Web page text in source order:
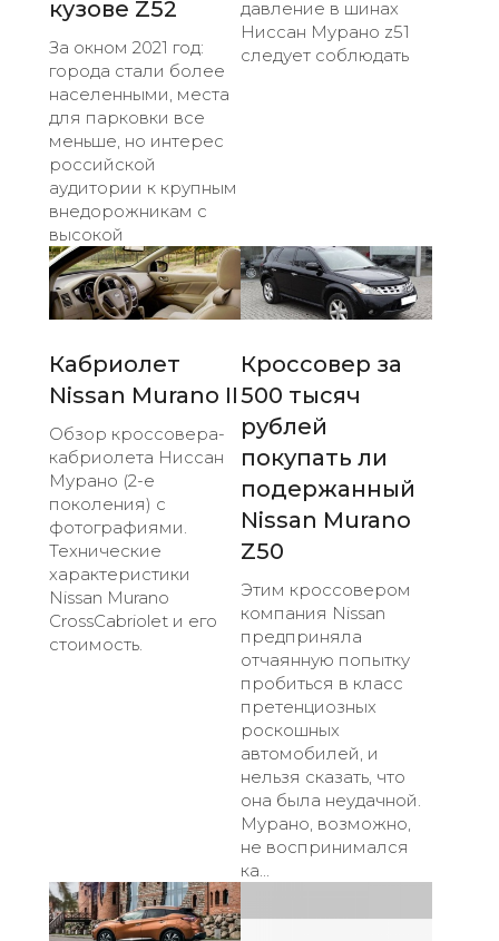
кузове Z52
За окном 2021 год:
города стали более
населенными, места
для парковки все
меньше, но интерес
российской
аудитории к крупным
внедорожникам с
высокой
давление в шинах
Ниссан Мурано z51
следует соблюдать
Кабриолет
Nissan Murano II
Обзор кроссовера-
кабриолета Ниссан
Мурано (2-е
поколения) с
фотографиями.
Технические
характеристики
Nissan Murano
CrossCabriolet и его
стоимость.
Кроссовер за
500 тысяч
рублей
покупать ли
подержанный
Nissan Murano
Z50
Этим кроссовером
компания Nissan
предприняла
отчаянную попытку
пробиться в класс
претенциозных
роскошных
автомобилей, и
нельзя сказать, что
она была неудачной.
Мурано, возможно,
не воспринимался
ка...